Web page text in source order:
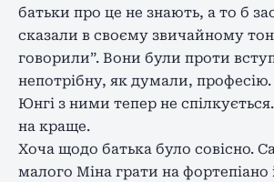
батьки про це не знають, а то б
сказали в своєму звичайному
говорили”. Вони були проти
непотрібну, як думали, професію.
Юнгі з ними тепер не
на краще.
Хоча щодо батька було совісно.
малого Міна грати на фортепіано